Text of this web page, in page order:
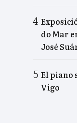
do Mar
José
El piano
Vigo